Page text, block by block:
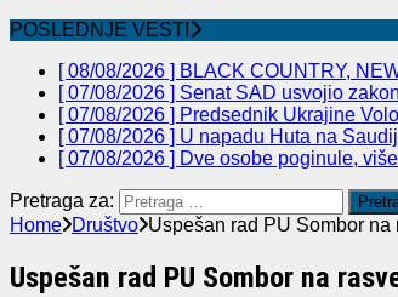
POSLEDNJE VESTI
[ 08/08/2026 ] BLACK COUNTRY,
[ 07/08/2026 ] Senat SAD usvojio
[ 07/08/2026 ] Predsednik Ukrajine
[ 07/08/2026 ] U napadu Huta na
[ 07/08/2026 ] Dve osobe poginule,
Pretraga za:
Home Društvo Uspešan rad PU Sombor
Uspešan rad PU Sombor na